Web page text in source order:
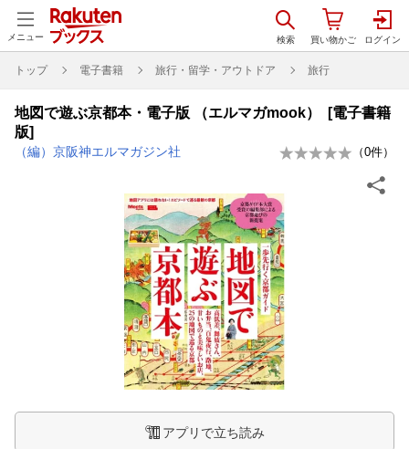
メニュー
トップ 電子書籍 旅行・留学・アウトドア 旅行
地図で遊ぶ京都本・電子版 （エルマガmook） [電子書籍
版]
（編）京阪神エルマガジン社 （0件）
アプリで立ち読み